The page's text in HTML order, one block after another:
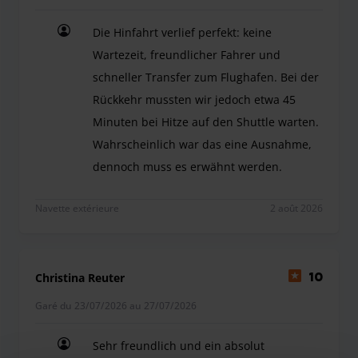
amical du fournisseur se fera un plaisir de vous aider en
cas de besoin. Veuillez noter, cependant, que cette aide
n'est pas évidente et n'est offerte qu'aux personnes dans
Avec ce prestataire, vous avez également la possibilité de
garer une camionnette ou un mobil-home. Cependant,
veuillez noter qu'il est nécessaire de réserver deux places
Die Hinfahrt verlief perfekt: keine
Wartezeit, freundlicher Fahrer und
schneller Transfer zum Flughafen. Bei der
Rückkehr mussten wir jedoch etwa 45
Minuten bei Hitze auf den Shuttle warten.
Wahrscheinlich war das eine Ausnahme,
dennoch muss es erwähnt werden.
Navette extérieure 2 août 2026
Christina Reuter 10
Garé du 23/07/2026 au 27/07/2026
Sehr freundlich und ein absolut